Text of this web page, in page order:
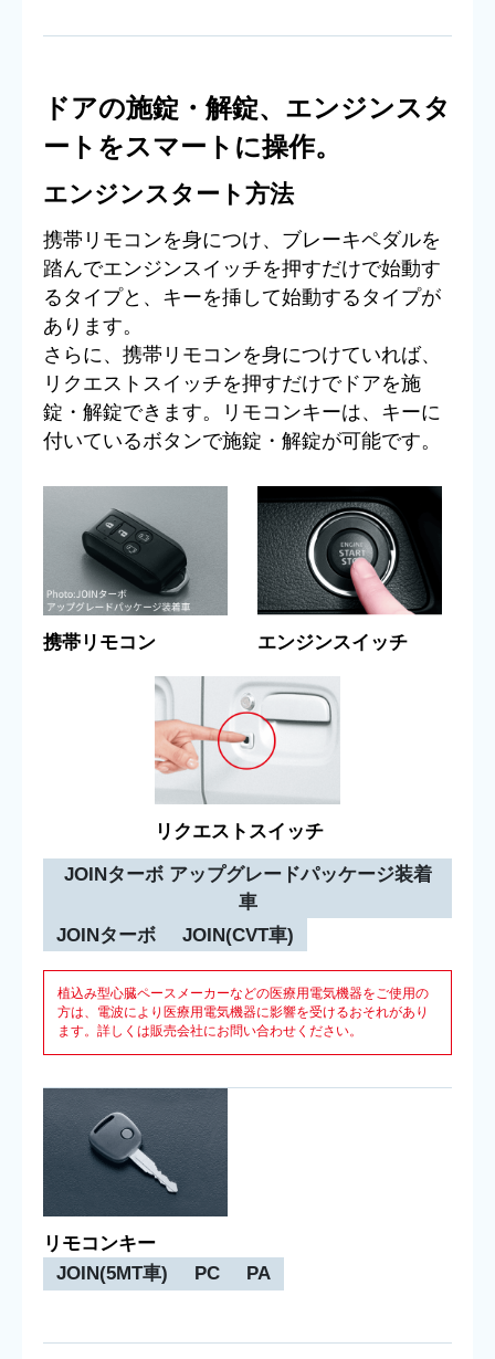
ドアの施錠・解錠、エンジンスタ
ートをスマートに操作。
エンジンスタート方法
携帯リモコンを身につけ、ブレーキペダルを
踏んでエンジンスイッチを押すだけで始動す
るタイプと、キーを挿して始動するタイプが
あります。
さらに、携帯リモコンを身につけていれば、
リクエストスイッチを押すだけでドアを施
錠・解錠できます。リモコンキーは、キーに
付いているボタンで施錠・解錠が可能です。
携帯リモコン エンジンスイッチ
リクエストスイッチ
JOINターボ アップグレードパッケージ装着
車
JOINターボ
JOIN(CVT車)
植込み型心臓ペースメーカーなどの医療用電気機器をご使用の
方は、電波により医療用電気機器に影響を受けるおそれがあり
ます。詳しくは販売会社にお問い合わせください。
リモコンキー
JOIN(5MT車)
PC PA